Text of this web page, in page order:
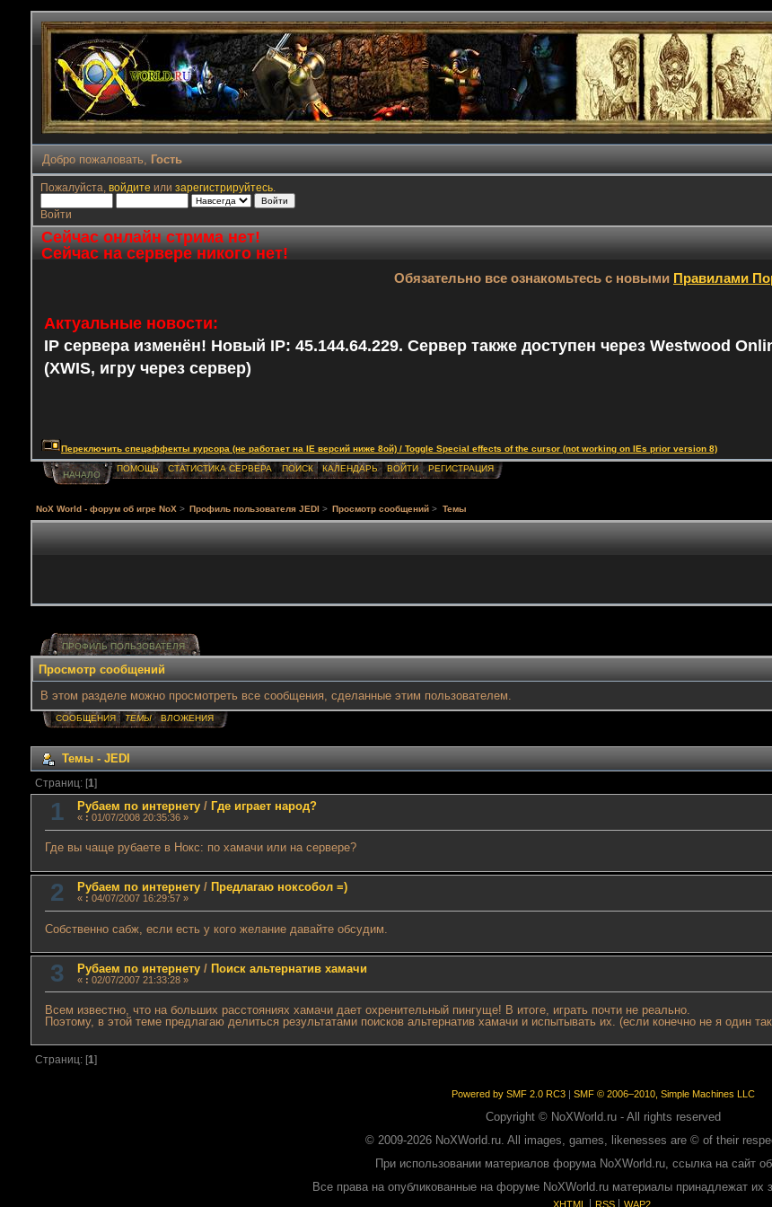
Добро пожаловать, Гость
Пожалуйста, войдите или зарегистрируйтесь.
Войти
Сейчас онлайн стрима нет!
Сейчас на сервере никого нет!
Обязательно все ознакомьтесь с новыми Правилами
Актуальные новости:
IP сервера изменён! Новый IP: 45.144.64.229. Сервер также доступен через Westwood
(XWIS, игру через сервер)
Переключить спецэффекты курсора (не работает на IE версий ниже 8ой) / Toggle Special effects of the cursor (not working on IEs prior version 8)
НАЧАЛО
ПОМОЩЬ СТАТИСТИКА СЕРВЕРА ПОИСК КАЛЕНДАРЬ ВОЙТИ РЕГИСТРАЦИЯ
NoX World - форум об игре NoX > Профиль пользователя JEDI > Просмотр сообщений > Темы
ПРОФИЛЬ ПОЛЬЗОВАТЕЛЯ
Просмотр сообщений
В этом разделе можно просмотреть все сообщения, сделанные этим пользователем.
СООБЩЕНИЯ ТЕМЫ ВЛОЖЕНИЯ
Темы - JEDI
Страниц: [1]
1 Рубаем по интернету/ Где играет народ?
« : 01/07/2008 20:35:36 »
Где вы чаще рубаете в Нокс: по хамачи или на сервере?
2 Рубаем по интернету/ Предлагаю ноксобол =)
« : 04/07/2007 16:29:57 »
Собственно сабж, если есть у кого желание давайте обсудим.
3 Рубаем по интернету/ Поиск альтернатив хамачи
« : 02/07/2007 21:33:28 »
Всем известно, что на больших расстояниях хамачи дает охренительный пингуще! В итоге, играть почти не реально.
Поэтому, в этой теме предлагаю делиться результатами поисков альтернатив хамачи и испытывать их. (если конечно не я один
Страниц: [1]
Powered by SMF 2.0 RC3| SMF © 2006–2010, Simple Machines LLC
Copyright © NoXWorld.ru - All rights reserved
© 2009-2026 NoXWorld.ru. All images, games, likenesses are © of their
При использовании материалов форума NoXWorld.ru, ссылка на сайт
Все права на опубликованные на форуме NoXWorld.ru материалы принадлежат их
XHTML RSS WAP2